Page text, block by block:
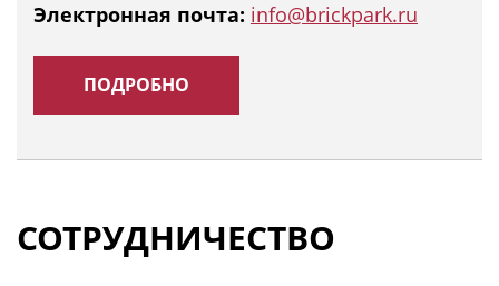
Электронная почта: info@brickpark.ru
ПОДРОБНО
СОТРУДНИЧЕСТВО